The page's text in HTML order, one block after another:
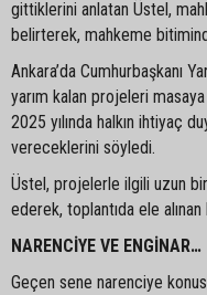
gittiklerini anlatan Üstel,
belirterek, mahkeme
Ankara’da Cumhurbaşkanı
yarım kalan projeleri masaya
2025 yılında halkın ihtiyaç
vereceklerini söyledi.
Üstel, projelerle ilgili uzun
ederek, toplantıda ele
NARENCİYE VE ENGİNAR…
Geçen sene narenciye